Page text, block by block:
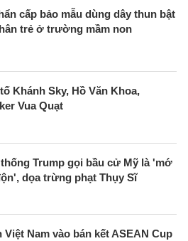
cấp bảo mẫu dùng dây thun bật
trẻ ở trường mầm non
Khánh Sky, Hồ Văn Khoa,
Vua Quạt
Trump gọi bầu cử Mỹ là 'mớ
dọa trừng phạt Thụy Sĩ
Việt Nam vào bán kết ASEAN Cup